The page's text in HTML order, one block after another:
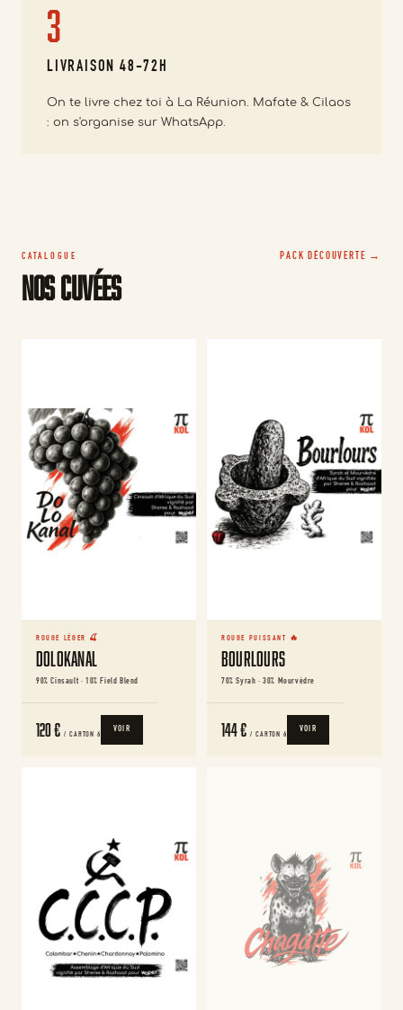
3
LIVRAISON 48-72H
On te livre chez toi à La Réunion. Mafate & Cilaos
: on s'organise sur WhatsApp.
CATALOGUE
Nos Cuvées
PACK DÉCOUVERTE →
ROUGE LÉGER 🍒
Dolokanal
90% Cinsault · 10% Field Blend
120 € / CARTON 6
VOIR
ROUGE PUISSANT 🔥
Bourlours
70% Syrah · 30% Mourvèdre
144 € / CARTON 6
VOIR